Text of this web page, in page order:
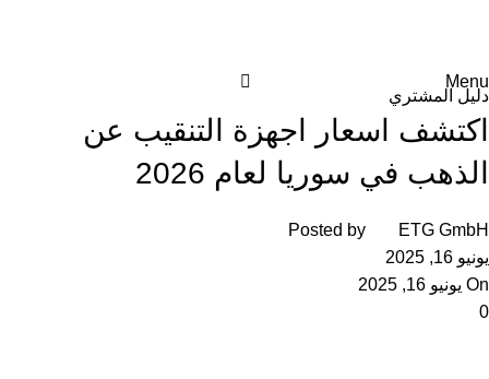
Menu
دليل المشتري
اكتشف اسعار اجهزة التنقيب عن
الذهب في سوريا لعام 2026
Posted by
ETG GmbH
يونيو 16, 2025
On يونيو 16, 2025
0